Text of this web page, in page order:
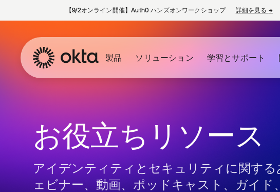
【9/2オンライン開催】Auth0 ハンズオンワークショップ 詳細を見る →新
製品 ソリューション 学習とサポート
お役立ちリソース
アイデンティティとセキュリティに関す
ェビナー、動画、ポッドキャスト、ガイ